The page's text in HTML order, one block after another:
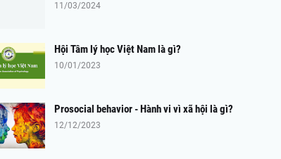
11/03/2024
Hội Tâm lý học Việt Nam là gì?
10/01/2023
Prosocial behavior - Hành vi vì xã hội là gì?
12/12/2023